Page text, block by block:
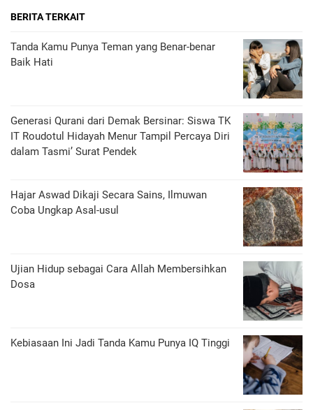
BERITA TERKAIT
Tanda Kamu Punya Teman yang Benar-benar
Baik Hati
Generasi Qurani dari Demak Bersinar: Siswa TK
IT Roudotul Hidayah Menur Tampil Percaya Diri
dalam Tasmi’ Surat Pendek
Hajar Aswad Dikaji Secara Sains, Ilmuwan
Coba Ungkap Asal-usul
Ujian Hidup sebagai Cara Allah Membersihkan
Dosa
Kebiasaan Ini Jadi Tanda Kamu Punya IQ Tinggi